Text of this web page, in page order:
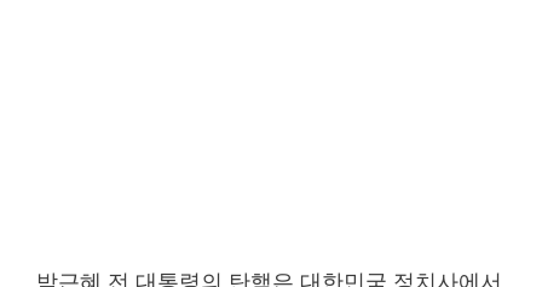
박근혜 전 대통령의 탄핵은 대한민국 정치사에서